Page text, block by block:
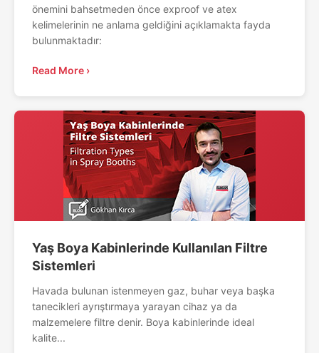
önemini bahsetmeden önce exproof ve atex
kelimelerinin ne anlama geldiğini açıklamakta fayda
bulunmaktadır:
Read More ›
Yaş Boya Kabinlerinde Kullanılan Filtre
Sistemleri
Havada bulunan istenmeyen gaz, buhar veya başka
tanecikleri ayrıştırmaya yarayan cihaz ya da
malzemelere filtre denir. Boya kabinlerinde ideal
kalite...